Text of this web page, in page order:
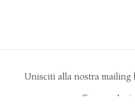
Unisciti alla nostra mailing
offerte